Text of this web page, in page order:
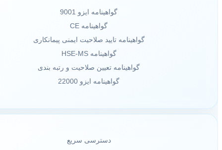
گواهینامه ایزو 9001
گواهینامه CE
گواهینامه تایید صلاحیت ایمنی پیمانکاری
گواهینامه HSE-MS
گواهینامه تعیین صلاحیت و رتبه بندی
گواهینامه ایزو 22000
دسترسی سریع